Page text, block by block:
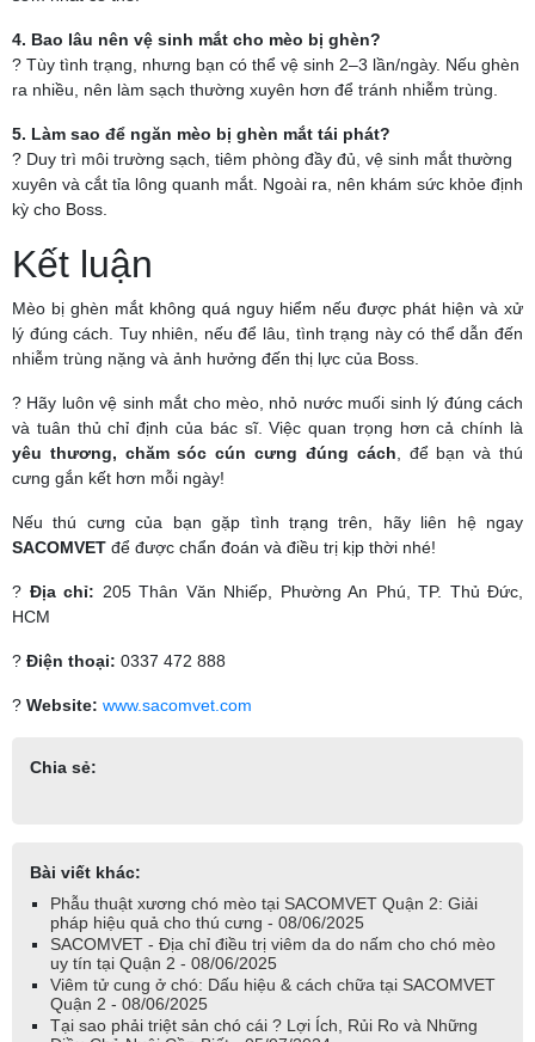
4. Bao lâu nên vệ sinh mắt cho mèo bị ghèn?
? Tùy tình trạng, nhưng bạn có thể vệ sinh 2–3 lần/ngày. Nếu ghèn
ra nhiều, nên làm sạch thường xuyên hơn để tránh nhiễm trùng.
5. Làm sao để ngăn mèo bị ghèn mắt tái phát?
? Duy trì môi trường sạch, tiêm phòng đầy đủ, vệ sinh mắt thường
xuyên và cắt tỉa lông quanh mắt. Ngoài ra, nên khám sức khỏe định
kỳ cho Boss.
Kết luận
Mèo bị ghèn mắt không quá nguy hiểm nếu được phát hiện và xử
lý đúng cách. Tuy nhiên, nếu để lâu, tình trạng này có thể dẫn đến
nhiễm trùng nặng và ảnh hưởng đến thị lực của Boss.
? Hãy luôn vệ sinh mắt cho mèo, nhỏ nước muối sinh lý đúng cách
và tuân thủ chỉ định của bác sĩ. Việc quan trọng hơn cả chính là
yêu thương, chăm sóc cún cưng đúng cách , để bạn và thú
cưng gắn kết hơn mỗi ngày!
Nếu thú cưng của bạn gặp tình trạng trên, hãy liên hệ ngay
SACOMVET để được chẩn đoán và điều trị kịp thời nhé!
? Địa chỉ: 205 Thân Văn Nhiếp, Phường An Phú, TP. Thủ Đức,
HCM
? Điện thoại: 0337 472 888
? Website: www.sacomvet.com
Chia sẻ:
Bài viết khác:
Phẫu thuật xương chó mèo tại SACOMVET Quận 2: Giải
pháp hiệu quả cho thú cưng - 08/06/2025
SACOMVET - Địa chỉ điều trị viêm da do nấm cho chó mèo
uy tín tại Quận 2 - 08/06/2025
Viêm tử cung ở chó: Dấu hiệu & cách chữa tại SACOMVET
Quận 2 - 08/06/2025
Tại sao phải triệt sản chó cái ? Lợi Ích, Rủi Ro và Những